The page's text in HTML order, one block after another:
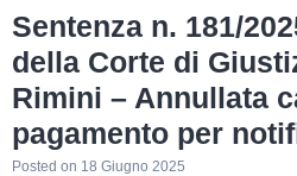
Sentenza n. 181/
della Corte di
Rimini – Annullata
pagamento per
Posted on 18 Giugno 2025